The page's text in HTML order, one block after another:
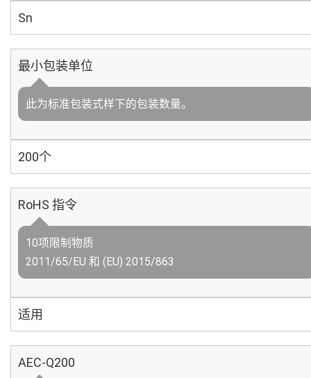
Sn
最小包装单位
此为标准包装式样下的包装数量。
200个
RoHS 指令
10项限制物质
2011/65/EU 和 (EU) 2015/863
适用
AEC-Q200